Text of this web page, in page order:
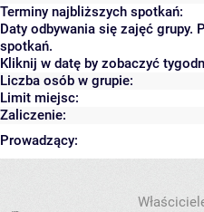
Terminy najbliższych spotkań:
Daty odbywania się zajęć grupy.
spotkań.
Kliknij w datę by zobaczyć
Liczba osób w grupie:
Limit miejsc:
Zaliczenie:
Prowadzący: